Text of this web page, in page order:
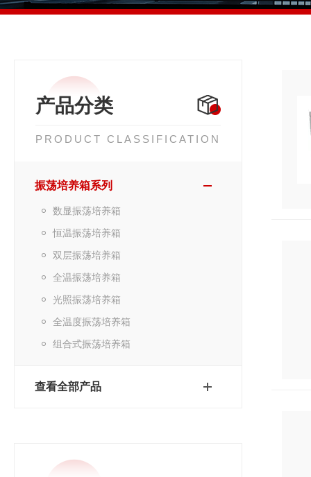
产品分类
PRODUCT CLASSIFICATION
振荡培养箱系列
数显振荡培养箱
恒温振荡培养箱
双层振荡培养箱
全温振荡培养箱
光照振荡培养箱
全温度振荡培养箱
组合式振荡培养箱
查看全部产品